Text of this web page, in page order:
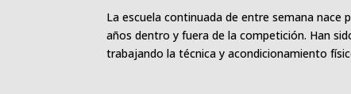
La escuela continuada de entre semana
años dentro y fuera de la competición. Han
trabajando la técnica y acondicionamiento